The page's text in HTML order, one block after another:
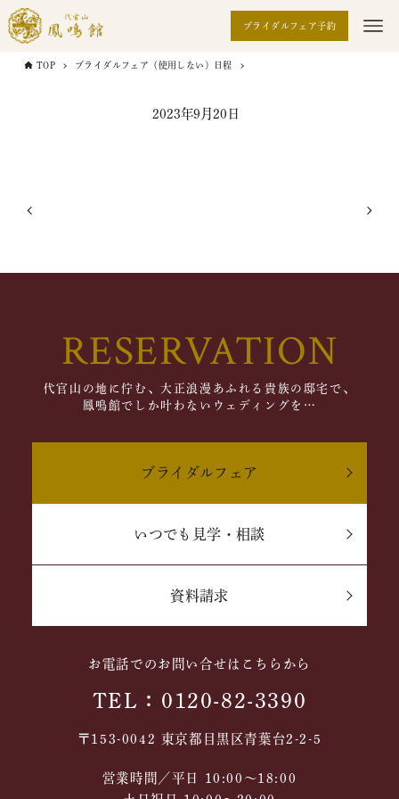
ブライダルフェア予約
TOP ブライダルフェア（使用しない）日程
2023年9月20日
RESERVATION
代官山の地に佇む、大正浪漫あふれる貴族の邸宅で、
鳳鳴館でしか叶わないウェディングを…
ブライダルフェア
いつでも見学・相談
資料請求
お電話でのお問い合せはこちらから
TEL：0120-82-3390
〒153-0042 東京都目黒区青葉台2-2-5
営業時間／平日 10:00～18:00